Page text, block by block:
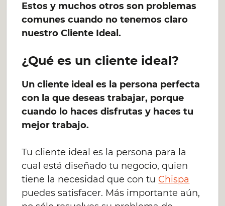
Estos y muchos otros son problemas
comunes cuando no tenemos claro
nuestro Cliente Ideal.
¿Qué es un cliente ideal?
Un cliente ideal es la persona perfecta
con la que deseas trabajar, porque
cuando lo haces disfrutas y haces tu
mejor trabajo.
Tu cliente ideal es la persona para la
cual está diseñado tu negocio, quien
tiene la necesidad que con tu Chispa
puedes satisfacer. Más importante aún,